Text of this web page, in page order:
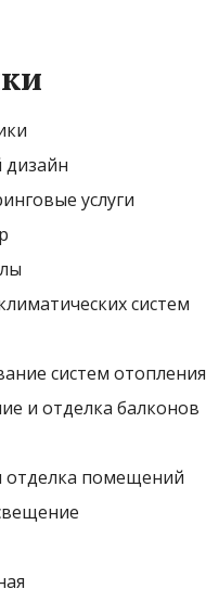
услуги
систем
систем отопления
и отделка балконов
отделка помещений